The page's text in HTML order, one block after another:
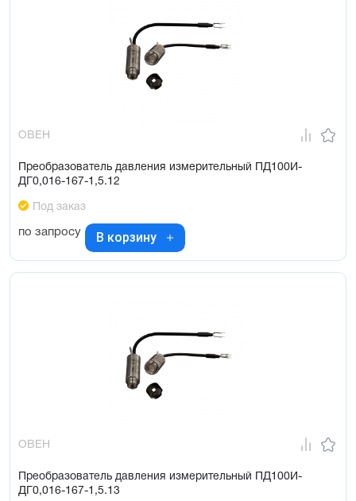
ОВЕН
Преобразователь давления измерительный ПД100И-
ДГ0,016-167-1,5.12
Под заказ
по запросу В корзину
ОВЕН
Преобразователь давления измерительный ПД100И-
ДГ0,016-167-1,5.13